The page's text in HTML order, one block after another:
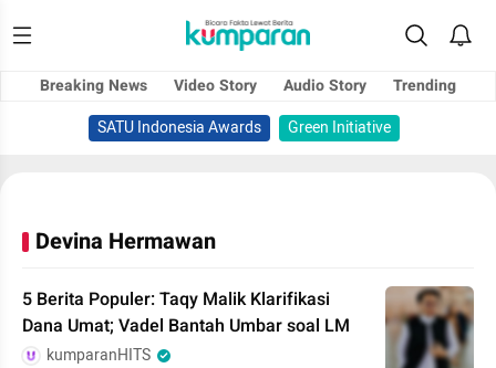
Breaking News Video Story Audio Story
Trending
SATU Indonesia Awards
Green Initiative
Devina Hermawan
5 Berita Populer: Taqy Malik Klarifikasi
Dana Umat; Vadel Bantah Umbar soal LM
kumparanHITS